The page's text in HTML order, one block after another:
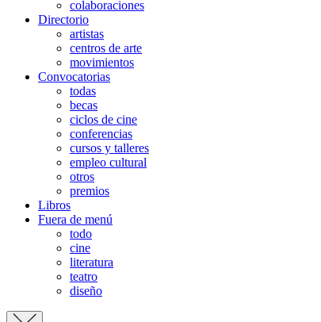
colaboraciones
Directorio
artistas
centros de arte
movimientos
Convocatorias
todas
becas
ciclos de cine
conferencias
cursos y talleres
empleo cultural
otros
premios
Libros
Fuera de menú
todo
cine
literatura
teatro
diseño